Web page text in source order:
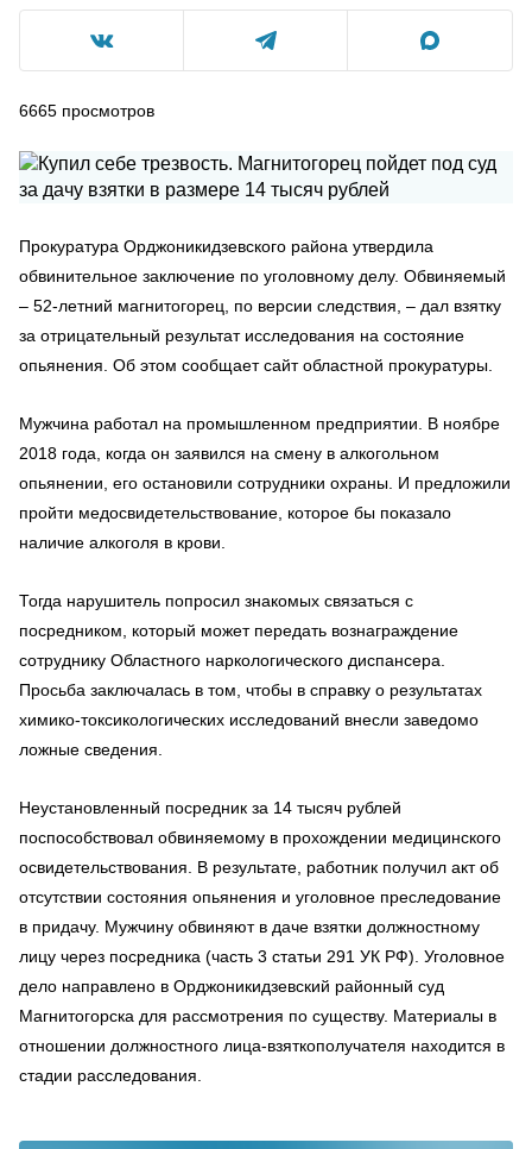
6665 просмотров
Прокуратура Орджоникидзевского района утвердила
обвинительное заключение по уголовному делу. Обвиняемый
– 52-летний магнитогорец, по версии следствия, – дал взятку
за отрицательный результат исследования на состояние
опьянения. Об этом сообщает сайт областной прокуратуры.
Мужчина работал на промышленном предприятии. В ноябре
2018 года, когда он заявился на смену в алкогольном
опьянении, его остановили сотрудники охраны. И предложили
пройти медосвидетельствование, которое бы показало
наличие алкоголя в крови.
Тогда нарушитель попросил знакомых связаться с
посредником, который может передать вознаграждение
сотруднику Областного наркологического диспансера.
Просьба заключалась в том, чтобы в справку о результатах
химико-токсикологических исследований внесли заведомо
ложные сведения.
Неустановленный посредник за 14 тысяч рублей
поспособствовал обвиняемому в прохождении медицинского
освидетельствования. В результате, работник получил акт об
отсутствии состояния опьянения и уголовное преследование
в придачу. Мужчину обвиняют в даче взятки должностному
лицу через посредника (часть 3 статьи 291 УК РФ). Уголовное
дело направлено в Орджоникидзевский районный суд
Магнитогорска для рассмотрения по существу. Материалы в
отношении должностного лица-взяткополучателя находится в
стадии расследования.